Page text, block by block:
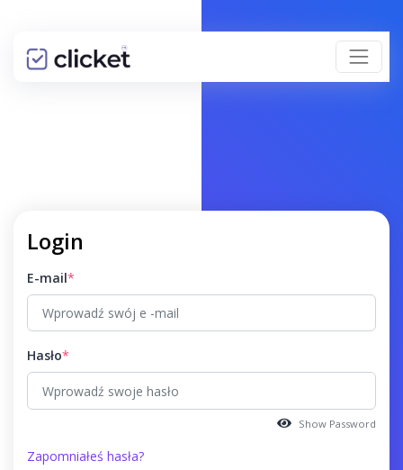
Login
E-mail*
Hasło*
Show Password
Zapomniałeś hasła?